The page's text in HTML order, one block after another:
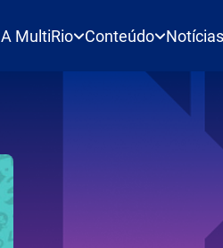
A MultiRio Conteúdo Notícias